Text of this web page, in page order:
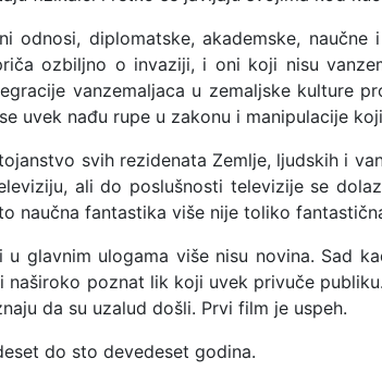
odnosi, diplomatske, akademske,
ozbiljno o invaziji, i oni koji nisu
vanzemaljaca u zemaljske kulture
uvek nađu rupe u zakonu i manipulacije
svih rezidenata Zemlje, ljudskih i
ali do poslušnosti televizije se
naučna fantastika više nije toliko
u glavnim ulogama više nisu novina. Sad
naširoko poznat lik koji uvek privuče
da su uzalud došli. Prvi film je uspeh.
do sto devedeset godina.